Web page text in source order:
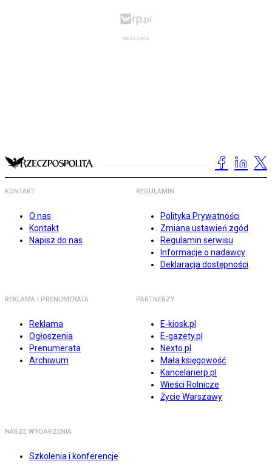
KONTAKT
O nas
Kontakt
Napisz do nas
REGULAMIN
Polityka Prywatności
Zmiana ustawień zgód
Regulamin serwisu
Informacje o nadawcy
Deklaracja dostępności
REKLAMA I PRENUMERATA
Reklama
Ogłoszenia
Prenumerata
Archiwum
PARTNERZY
E-kiosk.pl
E-gazety.pl
Nexto.pl
Mała księgowość
Kancelarierp.pl
Wieści Rolnicze
Życie Warszawy
NASZE WYDARZENIA
Szkolenia i konferencje